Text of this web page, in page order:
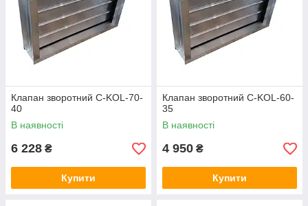
Клапан зворотний C-KOL-70-
40
В наявності
6 228 ₴
Купити
Клапан зворотний C-KOL-60-
35
В наявності
4 950 ₴
Купити